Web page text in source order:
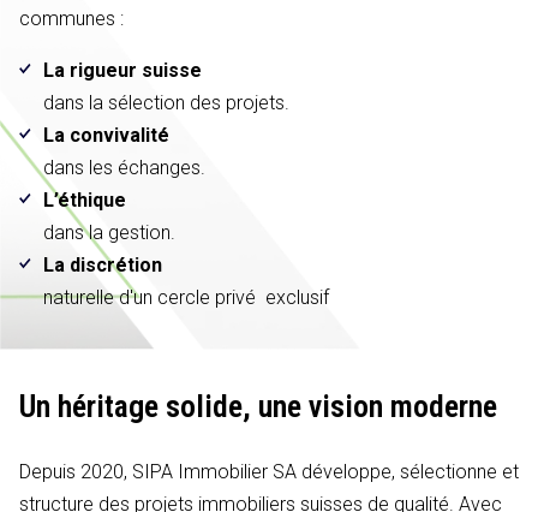
communes :
La rigueur suisse
dans la sélection des projets.
La convivalité
dans les échanges.
L’éthique
dans la gestion.
La discrétion
naturelle d'un cercle privé exclusif
Un héritage solide, une vision moderne
Depuis 2020, SIPA Immobilier SA développe, sélectionne et
structure des projets immobiliers suisses de qualité. Avec